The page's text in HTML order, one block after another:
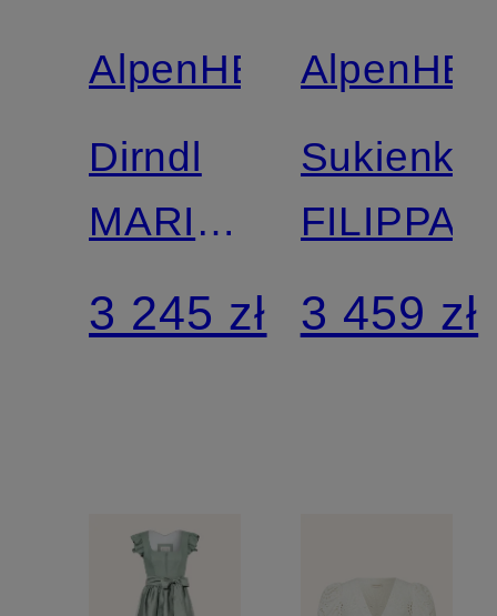
AlpenHERZ
Dirndl
MARIE
z lnem i
falbanami
3 245 zł
Sukienka
FILIPPA
3 459 zł